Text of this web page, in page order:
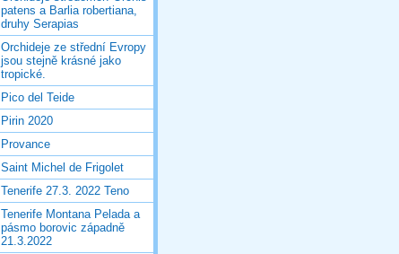
patens a Barlia robertiana,
druhy Serapias
Orchideje ze střední Evropy
jsou stejně krásné jako
tropické.
Pico del Teide
Pirin 2020
Provance
Saint Michel de Frigolet
Tenerife 27.3. 2022 Teno
Tenerife Montana Pelada a
pásmo borovic západně
21.3.2022